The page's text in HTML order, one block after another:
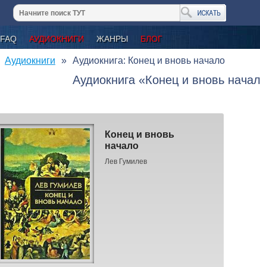
FAQ АУДИОКНИГИ ЖАНРЫ БЛОГ
Аудиокниги Аудиокнига: Конец и вновь начало
Аудиокнига «Конец и вновь
Конец и вновь
начало
Лев Гумилев